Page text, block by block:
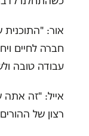
אור:
חברה לחיים
עבודה טובה
אייל: "זה אתה
רצון של